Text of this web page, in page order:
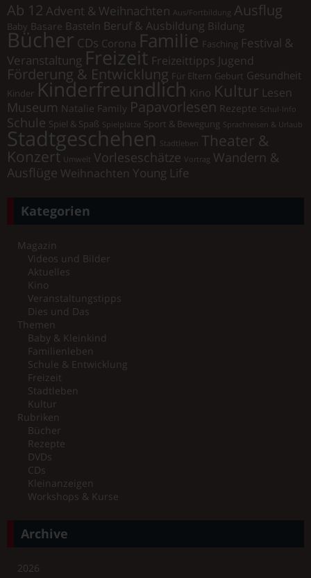
Ab 12 Advent & Weihnachten Aus/Fortbildung Ausflug
Baby Basare Basteln Beruf & Ausbildung Bildung
Bücher CDs Corona Familie Fasching Festival &
Veranstaltung Freizeit Freizeittipps Jugend
Förderung & Entwicklung Für Eltern Geburt Gesundheit
Kinder Kinderfreundlich Kino Kultur Lesen
Museum Natalie Family Papavorlesen Rezepte Schul-Info
Schule Spiel & Spaß Spielplätze Sport & Bewegung Sprachreisen & Urlaub
Stadtgeschehen Stadtleben Theater &
Konzert Umwelt Vorleseschätze Vortrag Wandern &
Ausflüge Weihnachten Young Life
Kategorien
Magazin
Videos und Bilder
Aktuelles
Kino
Veranstaltungstipps
Dies und Das
Themen
Baby & Kleinkind
Familienleben
Schule & Entwicklung
Freizeit
Stadtleben
Kultur
Rubriken
Bücher
Rezepte
DVDs
CDs
Kleinanzeigen
Workshops & Kurse
Archive
2026